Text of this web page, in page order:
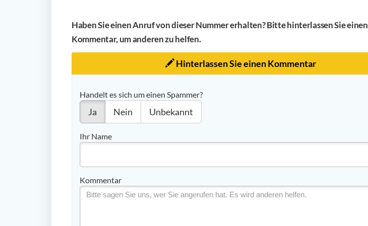
Haben Sie einen Anruf von dieser Nummer erhalten? Bitte hinterlassen Sie einen
Kommentar, um anderen zu helfen.
Hinterlassen Sie einen Kommentar
Handelt es sich um einen Spammer?
Ja Nein Unbekannt
Ihr Name
Kommentar